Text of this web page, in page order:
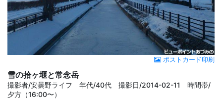
ポストカード印刷
雪の拾ヶ堰と常念岳
撮影者/安曇野ライフ 年代/40代 撮影日/2014-02-11 時間帯/
夕方（16:00〜）